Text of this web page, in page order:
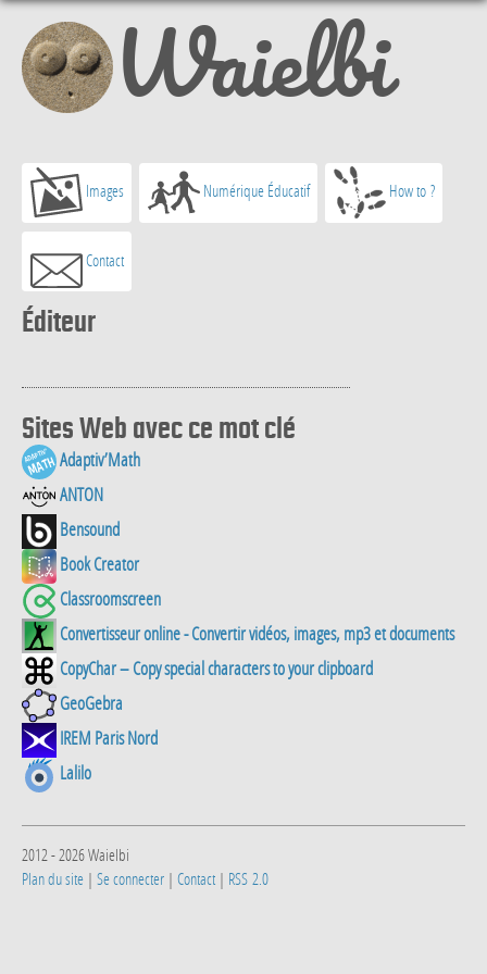
Waielbi
Images Numérique Éducatif How to ?
Contact
Éditeur
Sites Web avec ce mot clé
Adaptiv’Math
ANTON
Bensound
Book Creator
Classroomscreen
Convertisseur online - Convertir vidéos, images, mp3 et documents
CopyChar – Copy special characters to your clipboard
GeoGebra
IREM Paris Nord
Lalilo
2012 - 2026 Waielbi
Plan du site | Se connecter | Contact | RSS 2.0